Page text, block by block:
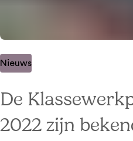
Nieuws
De
2022 zijn